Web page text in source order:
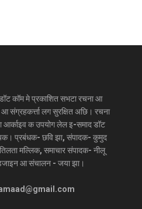
डॉट कॉम मे प्रकाशित सभटा रचना आ
आ संग्रहकर्त्ता लग सुरक्षित अछि। रचना
क उपयोग लेल इ-समाद डॉट
प्रबंधक- छवि झा, संपादक- कुमुद
मल्लिक, समाचार संपादक- नीलू
आ संचालन - जया झा।